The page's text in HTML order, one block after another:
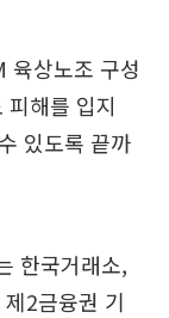
육상노조 구성
해를 입지
있도록 끝까
한국거래소,
2금융권 기